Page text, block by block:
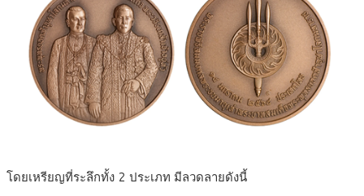
โดยเหรียญที่ระลึกทั้ง 2 ประเภท มีลวดลายดังนี้